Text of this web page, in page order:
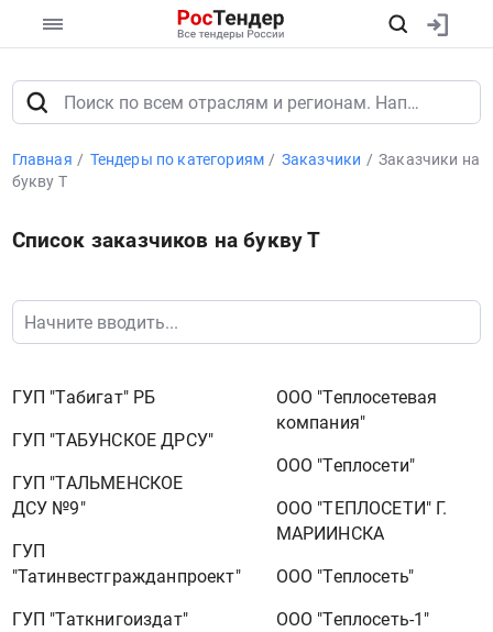
Главная Тендеры по категориям Заказчики
Заказчики на
букву Т
Список заказчиков на букву Т
ГУП "Табигат" РБ
ГУП "ТАБУНСКОЕ ДРСУ"
ГУП "ТАЛЬМЕНСКОЕ
ДСУ №9"
ГУП
"Татинвестгражданпроект"
ГУП "Таткнигоиздат"
ООО "Теплосетевая
компания"
ООО "Теплосети"
ООО "ТЕПЛОСЕТИ" Г.
МАРИИНСКА
ООО "Теплосеть"
ООО "Теплосеть-1"